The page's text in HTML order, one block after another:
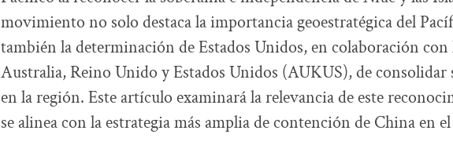
movimiento no solo destaca la importancia geoestratégica del
también la determinación de Estados Unidos, en colaboración
Australia, Reino Unido y Estados Unidos (AUKUS), de consolidar
en la región. Este artículo examinará la relevancia de este
se alinea con la estrategia más amplia de contención de China en